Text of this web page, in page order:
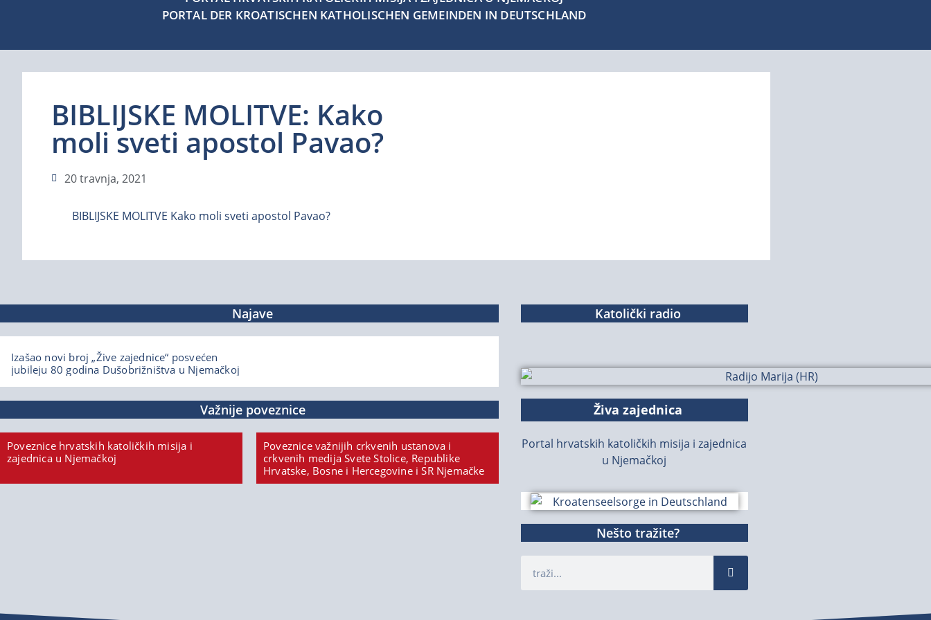
PORTAL DER KROATISCHEN KATHOLISCHEN GEMEINDEN IN DEUTSCHLAND
BIBLIJSKE MOLITVE: Kako
moli sveti apostol Pavao?
20 travnja, 2021
BIBLIJSKE MOLITVE Kako moli sveti apostol Pavao?
Najave
Izašao novi broj „Žive zajednice“ posvećen
jubileju 80 godina Dušobrižništva u Njemačkoj
Važnije poveznice
Poveznice hrvatskih katoličkih misija i
zajednica u Njemačkoj
Poveznice važnijih crkvenih ustanova i
crkvenih medija Svete Stolice, Republike
Hrvatske, Bosne i Hercegovine i SR Njemačke
Katolički radio
Živa zajednica
Portal hrvatskih katoličkih misija i zajednica
u Njemačkoj
Nešto tražite?